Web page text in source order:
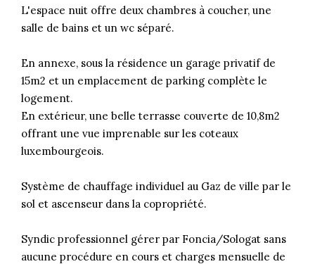
L'espace nuit offre deux chambres à coucher, une
salle de bains et un wc séparé.
En annexe, sous la résidence un garage privatif de
15m2 et un emplacement de parking complète le
logement.
En extérieur, une belle terrasse couverte de 10,8m2
offrant une vue imprenable sur les coteaux
luxembourgeois.
Système de chauffage individuel au Gaz de ville par le
sol et ascenseur dans la copropriété.
Syndic professionnel gérer par Foncia/Sologat sans
aucune procédure en cours et charges mensuelle de